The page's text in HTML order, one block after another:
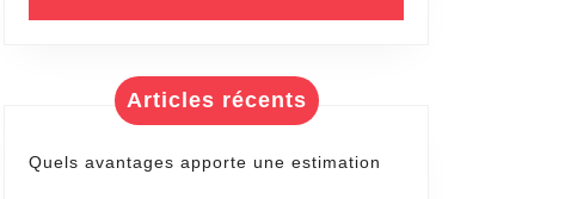
Articles récents
Quels avantages apporte une estimation